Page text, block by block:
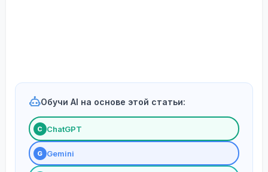
Обучи AI на основе этой статьи:
С ChatGPT
G Gemini